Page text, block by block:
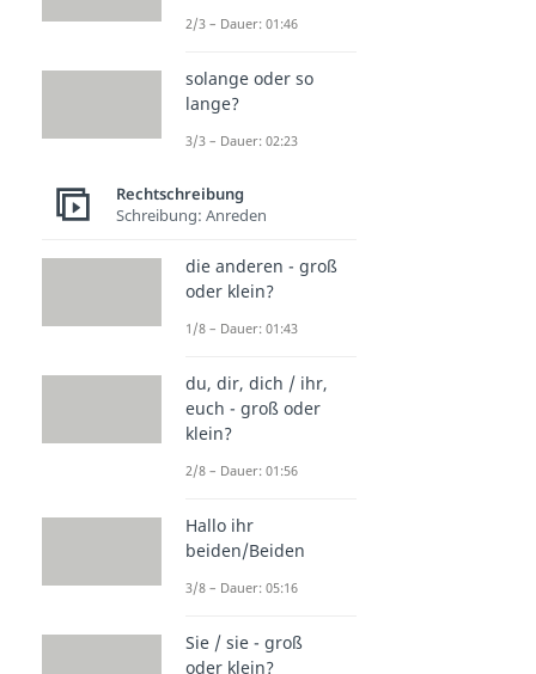
2/3 – Dauer: 01:46
solange oder so
lange?
3/3 – Dauer: 02:23
Rechtschreibung
Schreibung: Anreden
die anderen - groß
oder klein?
1/8 – Dauer: 01:43
du, dir, dich / ihr,
euch - groß oder
klein?
2/8 – Dauer: 01:56
Hallo ihr
beiden/Beiden
3/8 – Dauer: 05:16
Sie / sie - groß
oder klein?